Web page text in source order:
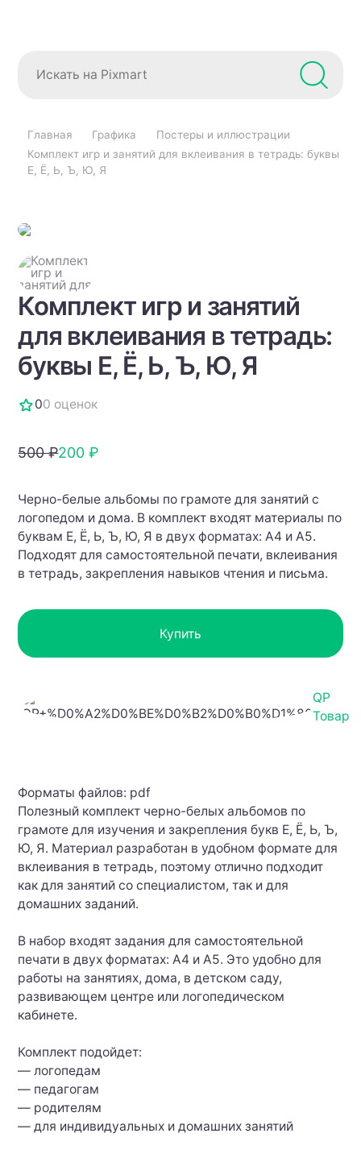
Главная Графика
Постеры и иллюстрации
Комплект игр и занятий для вклеивания в тетрадь: буквы
Е, Ё, Ь, Ъ, Ю, Я
Комплект игр и занятий
для вклеивания в тетрадь:
буквы Е, Ё, Ь, Ъ, Ю, Я
00 оценок
500 ₽200 ₽
Черно-белые альбомы по грамоте для занятий с
логопедом и дома. В комплект входят материалы по
буквам Е, Ё, Ь, Ъ, Ю, Я в двух форматах: А4 и А5.
Подходят для самостоятельной печати, вклеивания
в тетрадь, закрепления навыков чтения и письма.
Купить
QP
Товар
Форматы файлов: pdf
Полезный комплект черно-белых альбомов по
грамоте для изучения и закрепления букв Е, Ё, Ь, Ъ,
Ю, Я. Материал разработан в удобном формате для
вклеивания в тетрадь, поэтому отлично подходит
как для занятий со специалистом, так и для
домашних заданий.
В набор входят задания для самостоятельной
печати в двух форматах: А4 и А5. Это удобно для
работы на занятиях, дома, в детском саду,
развивающем центре или логопедическом
кабинете.
Комплект подойдет:
— логопедам
— педагогам
— родителям
— для индивидуальных и домашних занятий